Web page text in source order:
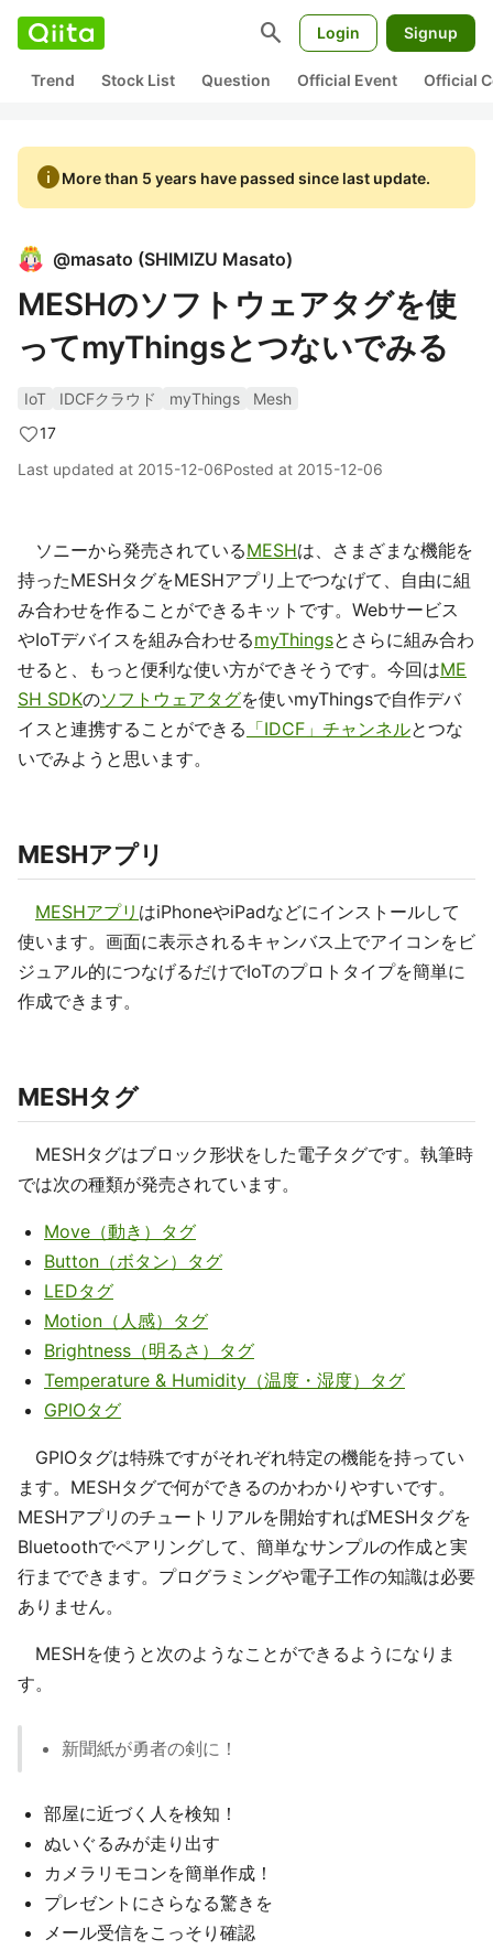
search Login Signup
Trend Stock List Question Official Event Official
infoMore than 5 years have passed since last update.
@masato (SHIMIZU Masato)
MESHのソフトウェアタグを使
ってmyThingsとつないでみる
IoT IDCFクラウド myThings
Mesh
17
Last updated at 2015-12-06Posted at 2015-12-06
ソニーから発売されているMESHは、さまざまな機能を
持ったMESHタグをMESHアプリ上でつなげて、自由に組
み合わせを作ることができるキットです。Webサービス
やIoTデバイスを組み合わせるmyThingsとさらに組み合わ
せると、もっと便利な使い方ができそうです。今回はME
SH SDKのソフトウェアタグを使いmyThingsで自作デバ
イスと連携することができる 「IDCF」チャンネルとつな
いでみようと思います。
MESHアプリ
MESHアプリ はiPhoneやiPadなどにインストールして
使います。画面に表示されるキャンバス上でアイコンをビ
ジュアル的につなげるだけでIoTのプロトタイプを簡単に
作成できます。
MESHタグ
MESHタグはブロック形状をした電子タグです。執筆時
では次の種類が発売されています。
Move（動き）タグ
Button（ボタン）タグ
LEDタグ
Motion（人感）タグ
Brightness（明るさ）タグ
Temperature & Humidity（温度・湿度）タグ
GPIOタグ
GPIOタグは特殊ですがそれぞれ特定の機能を持ってい
ます。MESHタグで何ができるのかわかりやすいです。
MESHアプリのチュートリアルを開始すればMESHタグを
Bluetoothでペアリングして、簡単なサンプルの作成と実
行までできます。プログラミングや電子工作の知識は必要
ありません。
MESHを使うと次のようなことができるようになりま
す。
新聞紙が勇者の剣に！
部屋に近づく人を検知！
ぬいぐるみが走り出す
カメラリモコンを簡単作成！
プレゼントにさらなる驚きを
メール受信をこっそり確認